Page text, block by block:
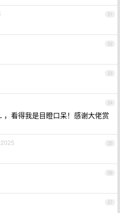
31
32
33
34
看得我是目瞪口呆！感谢大佬赏
35
36
37